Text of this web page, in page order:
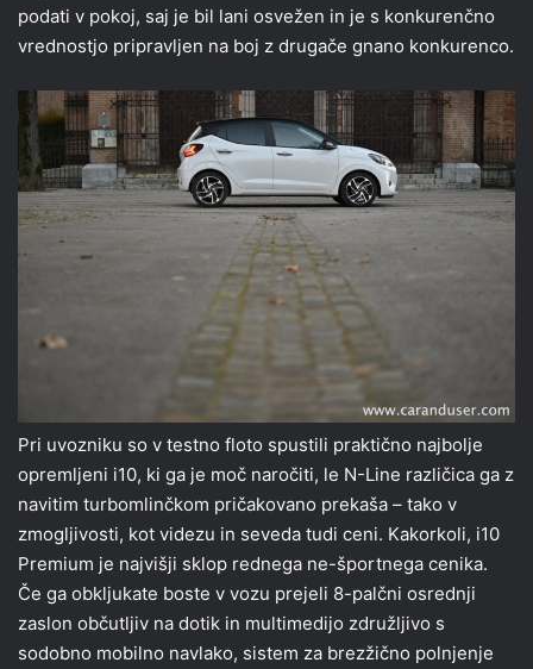
podati v pokoj, saj je bil lani osvežen in je s konkurenčno
vrednostjo pripravljen na boj z drugače gnano konkurenco.
Pri uvozniku so v testno floto spustili praktično najbolje
opremljeni i10, ki ga je moč naročiti, le N-Line različica ga z
navitim turbomlinčkom pričakovano prekaša – tako v
zmogljivosti, kot videzu in seveda tudi ceni. Kakorkoli, i10
Premium je najvišji sklop rednega ne-športnega cenika.
Če ga obkljukate boste v vozu prejeli 8-palčni osrednji
zaslon občutljiv na dotik in multimedijo združljivo s
sodobno mobilno navlako, sistem za brezžično polnjenje